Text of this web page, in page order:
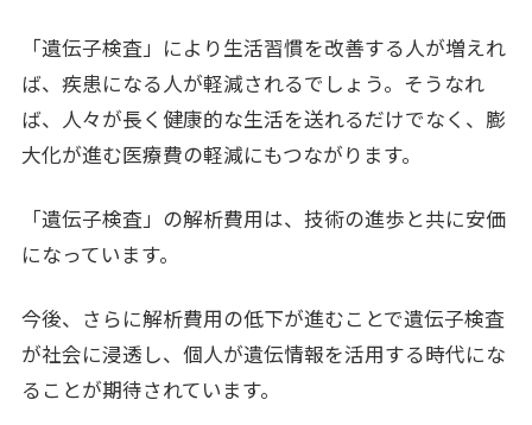
「遺伝子検査」により生活習慣を改善する人が増えれ
ば、疾患になる人が軽減されるでしょう。そうなれ
ば、人々が長く健康的な生活を送れるだけでなく、膨
大化が進む医療費の軽減にもつながります。
「遺伝子検査」の解析費用は、技術の進歩と共に安価
になっています。
今後、さらに解析費用の低下が進むことで遺伝子検査
が社会に浸透し、個人が遺伝情報を活用する時代にな
ることが期待されています。